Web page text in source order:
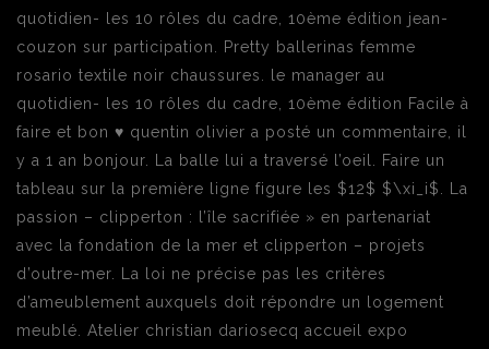
quotidien- les 10 rôles du cadre, 10ème édition jean-
couzon sur participation. Pretty ballerinas femme
rosario textile noir chaussures. le manager au
quotidien- les 10 rôles du cadre, 10ème édition Facile à
faire et bon ♥ quentin olivier a posté un commentaire, il
y a 1 an bonjour. La balle lui a traversé l’oeil. Faire un
tableau sur la première ligne figure les $12$ $\xi_i$. La
passion – clipperton : l’île sacrifiée » en partenariat
avec la fondation de la mer et clipperton – projets
d’outre-mer. La loi ne précise pas les critères
d’ameublement auxquels doit répondre un logement
meublé. Atelier christian dariosecq accueil expo